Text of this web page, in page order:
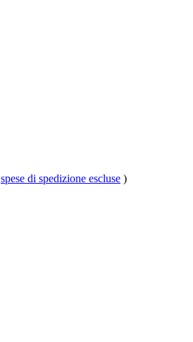
spese di spedizione escluse )